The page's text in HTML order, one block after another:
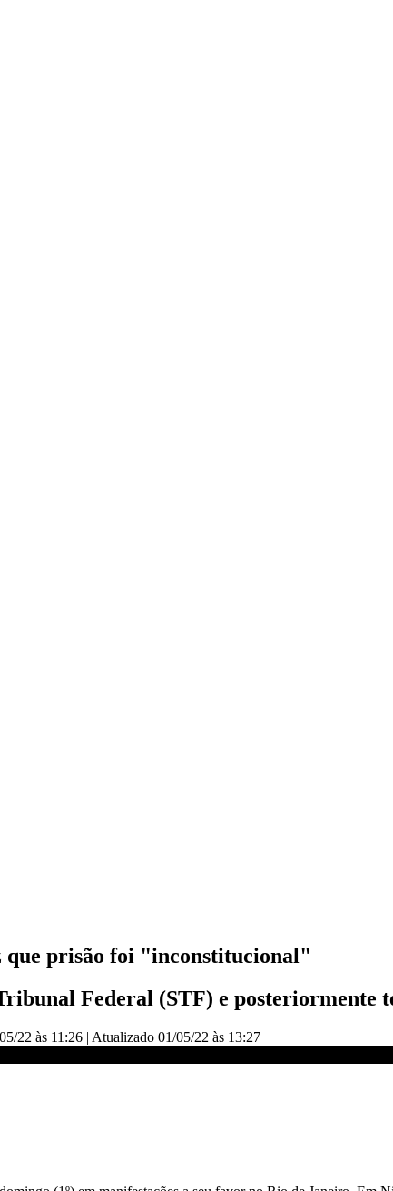
prisão foi "inconstitucional"
Federal (STF) e posteriormente
22 às 11:26 | Atualizado 01/05/22 às 13:27